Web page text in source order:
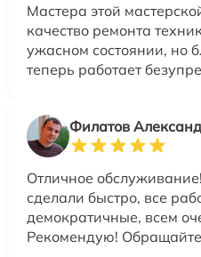
Мастера этой
качество ремонта
ужасном состоянии, но
теперь работает
Филатов
Отличное
сделали быстро, все
демократичные, всем
Рекомендую!